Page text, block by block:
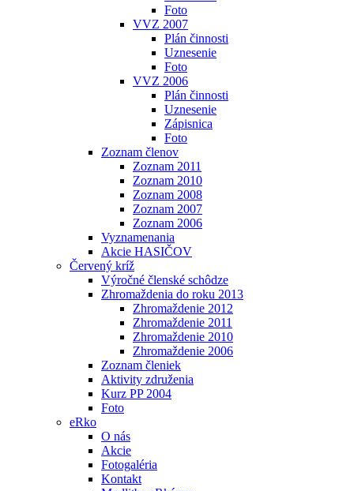
Foto
VVZ 2007
Plán činnosti
Uznesenie
Foto
VVZ 2006
Plán činnosti
Uznesenie
Zápisnica
Foto
Zoznam členov
Zoznam 2011
Zoznam 2010
Zoznam 2008
Zoznam 2007
Zoznam 2006
Vyznamenania
Akcie HASIČOV
Červený kríž
Výročné členské schôdze
Zhromaždenia do roku 2013
Zhromaždenie 2012
Zhromaždenie 2011
Zhromaždenie 2010
Zhromaždenie 2006
Zoznam členiek
Aktivity združenia
Kurz PP 2004
Foto
eRko
O nás
Akcie
Fotogaléria
Kontakt